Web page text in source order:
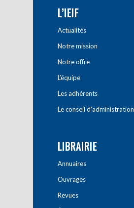
L’IEIF
Actualités
Notre mission
Notre offre
L’équipe
Les adhérents
Le conseil d’administration
LIBRAIRIE
Annuaires
Ouvrages
Revues